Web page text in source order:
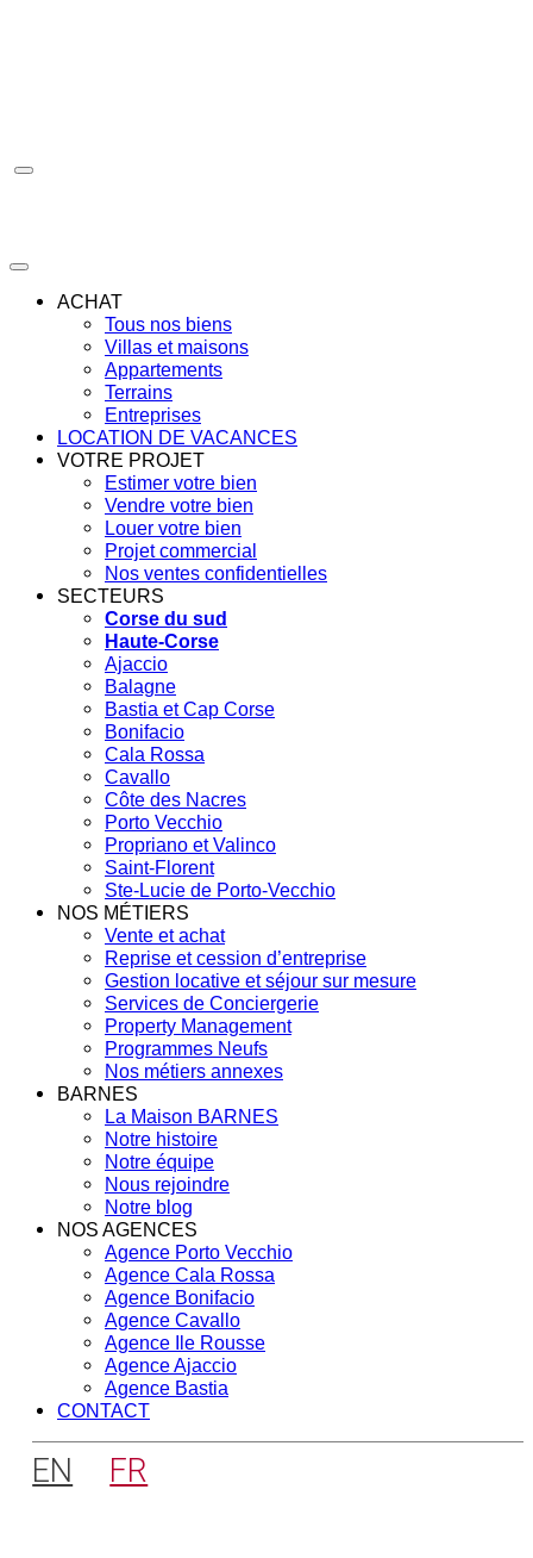
ACHAT
Tous nos biens
Villas et maisons
Appartements
Terrains
Entreprises
LOCATION DE VACANCES
VOTRE PROJET
Estimer votre bien
Vendre votre bien
Louer votre bien
Projet commercial
Nos ventes confidentielles
SECTEURS
Corse du sud
Haute-Corse
Ajaccio
Balagne
Bastia et Cap Corse
Bonifacio
Cala Rossa
Cavallo
Côte des Nacres
Porto Vecchio
Propriano et Valinco
Saint-Florent
Ste-Lucie de Porto-Vecchio
NOS MÉTIERS
Vente et achat
Reprise et cession d’entreprise
Gestion locative et séjour sur mesure
Services de Conciergerie
Property Management
Programmes Neufs
Nos métiers annexes
BARNES
La Maison BARNES
Notre histoire
Notre équipe
Nous rejoindre
Notre blog
NOS AGENCES
Agence Porto Vecchio
Agence Cala Rossa
Agence Bonifacio
Agence Cavallo
Agence Ile Rousse
Agence Ajaccio
Agence Bastia
CONTACT
EN FR